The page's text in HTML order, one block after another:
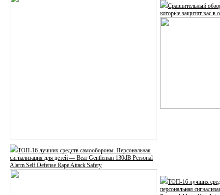
Сравнительный
которые защитят вас в
ТОП-16 лучших средств самообороны. Персональная
сигнализация для детей — Bear Gentleman 130dB Personal
Alarm Self Defense Rape Attack Safety
ТОП-16 лучших
персональная